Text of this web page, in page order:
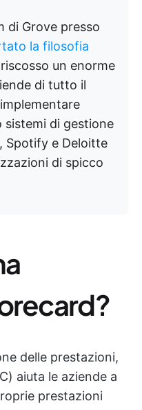
di Grove presso
la filosofia
un enorme
di tutto il
di gestione
Spotify e Deloitte
di spicco
delle prestazioni,
aiuta le aziende a
prestazioni